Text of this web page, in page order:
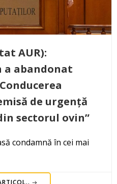
AUR):
a abandonat
de urgență
sectorul ovin”
condamnă în cei mai